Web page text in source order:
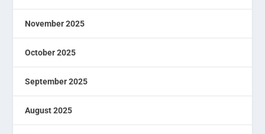
November 2025
October 2025
September 2025
August 2025